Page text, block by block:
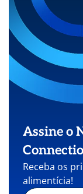
Assine o
Receba os
alimentícia!